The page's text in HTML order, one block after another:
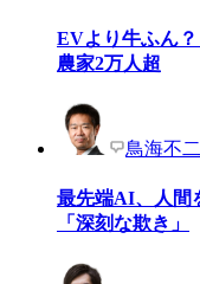
EVより牛ふん
農家2万人超
鳥海不
最先端AI、人間
「深刻な欺き」